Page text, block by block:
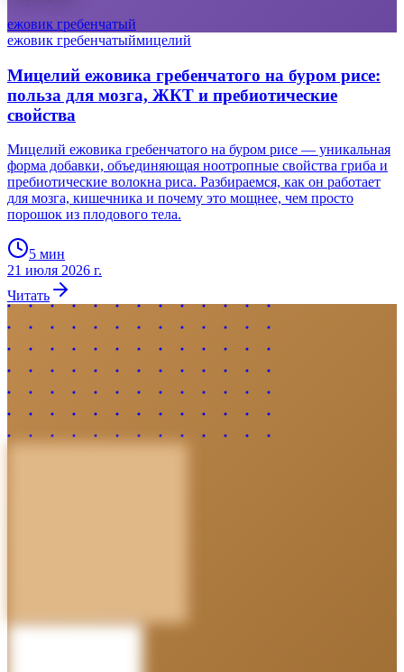
ежовик гребенчатый
ежовик гребенчатыймицелий
Мицелий ежовика гребенчатого на буром рисе:
польза для мозга, ЖКТ и пребиотические
свойства
Мицелий ежовика гребенчатого на буром рисе — уникальная
форма добавки, объединяющая ноотропные свойства гриба и
пребиотические волокна риса. Разбираемся, как он работает
для мозга, кишечника и почему это мощнее, чем просто
порошок из плодового тела.
5 мин
21 июля 2026 г.
Читать